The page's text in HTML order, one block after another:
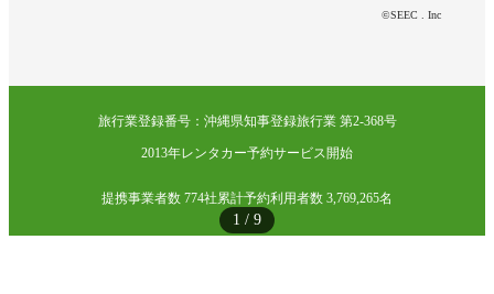
1 / 9
©SEEC . Inc
旅行業登録番号：沖縄県知事登録旅行業 第2-368号
2013年レンタカー予約サービス開始
提携事業者数 774社累計予約利用者数 3,769,265名